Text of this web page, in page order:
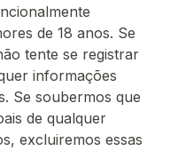
de 18 anos. Se
tente se registrar
informações
Se soubermos que
de qualquer
excluiremos essas